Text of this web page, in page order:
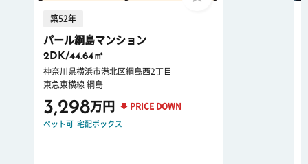
築52年
パール綱島マンション
2DK/44.64㎡
神奈川県横浜市港北区綱島西2丁目
東急東横線 綱島
3,298万円 PRICE DOWN
ペット可 宅配ボックス